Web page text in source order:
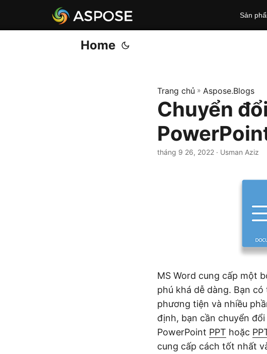
Sản
Home
Trang chủ » Aspose.Blogs
Chuyển
tháng 9 26, 2022 · Usman Aziz
MS Word cung cấp một
phú khá dễ dàng. Bạn
phương tiện và nhiều
định, bạn cần chuyển đổi
PowerPoint PPT hoặc
cung cấp cách tốt nhất